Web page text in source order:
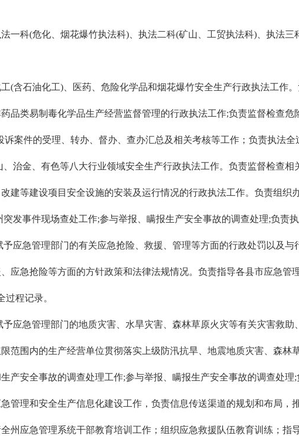
科(危化、烟花爆竹执法科)、执法二科(矿山、工贸执法科)、执法三
石油化工)、医药、危险化学品和烟花爆竹安全生产行政执法工作
品类易制毒化学品生产经营监督管理的行政执法工作;负责监督检查
案件的受理、转办、督办、查办汇总及相关考核等工作；负责执法全
金、有色等八大行业领域安全生产行政执法工作。负责监督检查相
建等建设项目安全设施的安装及运行情况的行政执法工作。负责组织
发事件现场查处工作;参与举报、瞒报生产安全事故的调查处理;负责执
急管理部门的有关应急抢险、救援、管理等方面的行政处罚以及与
应急抢险等方面的方针政策和法律法规情况。负责指导各县市应急管
程记录。
急管理部门的地质灾害、水旱灾害、森林草原火灾等有关灾害救助
范围内的生产经营单位贯彻落实上级防汛抗旱、地震地质灾害、森林
产安全事故的调查处理工作;参与举报、瞒报生产安全事故的调查处理;
理和安全生产信息化建设工作，负责信息传送渠道的规划和布局，
州应急管理系统干部教育培训工作；组织应急救援队伍教育训练；指